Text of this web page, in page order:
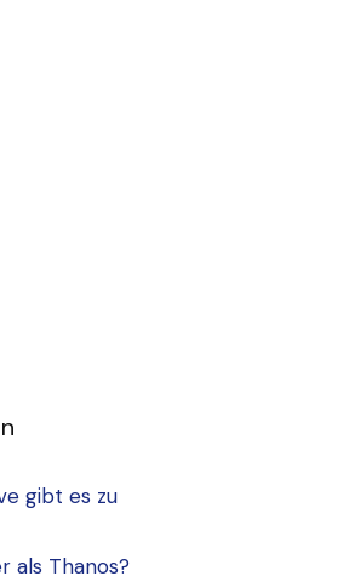
gibt es zu
als Thanos?